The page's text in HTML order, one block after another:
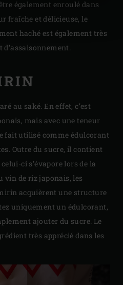
également enroulé dans
fraîche et délicieuse, le
haché est également très
au saké. En effet, c’est
mais avec une teneur
fait utilisé comme édulcorant
Outre du sucre, il contient
ci s’évapore lors de la
vin de riz japonais, les
acquièrent une structure
uniquement un édulcorant,
ajouter du sucre. Le
très apprécié dans les